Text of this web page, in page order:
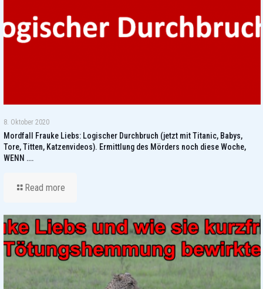
8. Oktober 2020
Mordfall Frauke Liebs: Logischer Durchbruch (jetzt mit Titanic, Babys,
Tore, Titten, Katzenvideos). Ermittlung des Mörders noch diese Woche,
WENN ….
Read more